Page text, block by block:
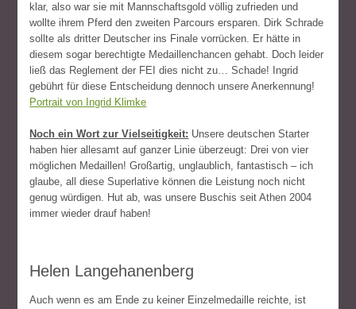
klar, also war sie mit Mannschaftsgold völlig zufrieden und
wollte ihrem Pferd den zweiten Parcours ersparen. Dirk Schrade
sollte als dritter Deutscher ins Finale vorrücken. Er hätte in
diesem sogar berechtigte Medaillenchancen gehabt. Doch leider
ließ das Reglement der FEI dies nicht zu… Schade! Ingrid
gebührt für diese Entscheidung dennoch unsere Anerkennung!
Portrait von Ingrid Klimke
Noch ein Wort zur Vielseitigkeit: Unsere deutschen Starter
haben hier allesamt auf ganzer Linie überzeugt: Drei von vier
möglichen Medaillen! Großartig, unglaublich, fantastisch – ich
glaube, all diese Superlative können die Leistung noch nicht
genug würdigen. Hut ab, was unsere Buschis seit Athen 2004
immer wieder drauf haben!
Helen Langehanenberg
Auch wenn es am Ende zu keiner Einzelmedaille reichte, ist